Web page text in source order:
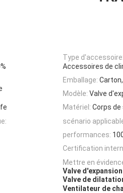
Type d'accessoire:
Accessoires de
Emballage:
Modèle: Valve
Matériel: Corps
scénario
performances:
Certification
Mettre en
Valve
Valve de
Ventilateur de